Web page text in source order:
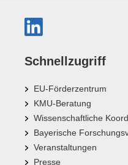
Schnellzugriff
EU-Förderzentrum
KMU-Beratung
Wissenschaftliche
Bayerische
Veranstaltungen
Presse